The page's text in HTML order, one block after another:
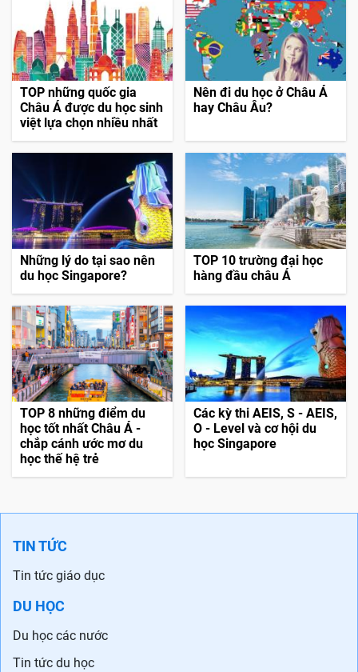
TOP những quốc gia
Châu Á được du học sinh
việt lựa chọn nhiều nhất
Nên đi du học ở Châu Á
hay Châu Âu?
Những lý do tại sao nên
du học Singapore?
TOP 10 trường đại học
hàng đầu châu Á
TOP 8 những điểm du
học tốt nhất Châu Á -
chắp cánh ước mơ du
học thế hệ trẻ
Các kỳ thi AEIS, S - AEIS,
O - Level và cơ hội du
học Singapore
TIN TỨC
Tin tức giáo dục
DU HỌC
Du học các nước
Tin tức du học